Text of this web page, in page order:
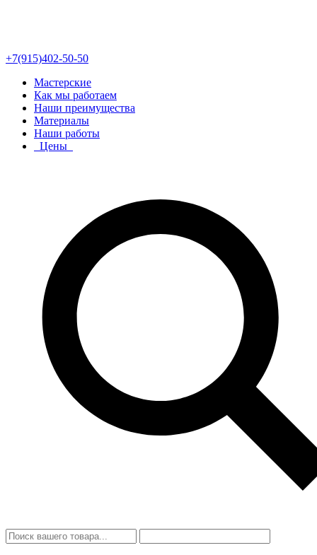
+7(915)402-50-50
Мастерские
Как мы работаем
Наши преимущества
Материалы
Наши работы
Цены